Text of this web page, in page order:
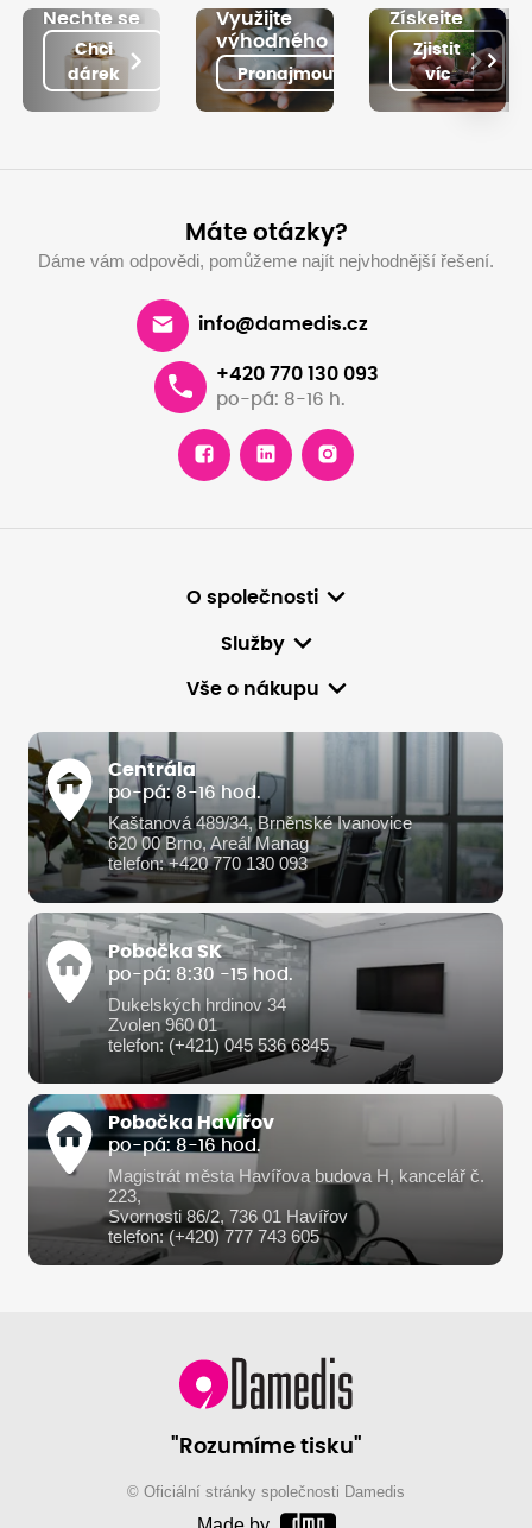
Nechte se
obdarovat
za věrnost
Chci
dárek
Využijte
výhodného
pronájmu
tiskáren
Pronajmout
Získejte
možnost
náhradního
plnění
Zjistit
víc
›
Máte otázky?
Dáme vám odpovědi, pomůžeme najít nejvhodnější řešení.
info@damedis.cz
+420 770 130 093
po-pá: 8-16 h.
O společnosti
Služby
Vše o nákupu
Centrála
po-pá: 8-16 hod.
Kaštanová 489/34, Brněnské Ivanovice
620 00 Brno, Areál Manag
telefon: +420 770 130 093
Pobočka SK
po-pá: 8:30 -15 hod.
Dukelských hrdinov 34
Zvolen 960 01
telefon: (+421) 045 536 6845
Pobočka Havířov
po-pá: 8-16 hod.
Magistrát města Havířova budova H, kancelář č.
223,
Svornosti 86/2, 736 01 Havířov
telefon: (+420) 777 743 605
"Rozumíme tisku"
© Oficiální stránky společnosti Damedis